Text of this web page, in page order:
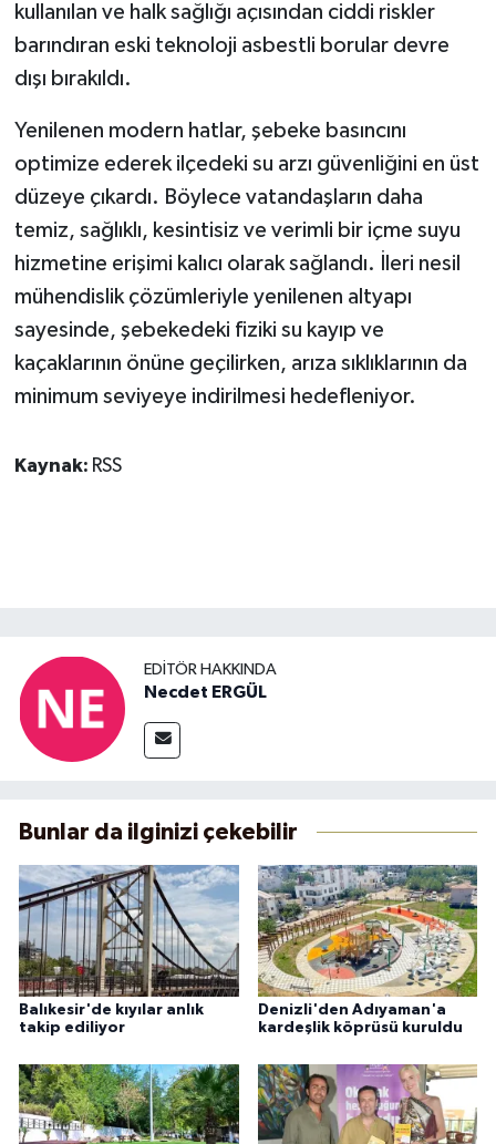
kullanılan ve halk sağlığı açısından ciddi riskler
barındıran eski teknoloji asbestli borular devre
dışı bırakıldı.
Yenilenen modern hatlar, şebeke basıncını
optimize ederek ilçedeki su arzı güvenliğini en üst
düzeye çıkardı. Böylece vatandaşların daha
temiz, sağlıklı, kesintisiz ve verimli bir içme suyu
hizmetine erişimi kalıcı olarak sağlandı. İleri nesil
mühendislik çözümleriyle yenilenen altyapı
sayesinde, şebekedeki fiziki su kayıp ve
kaçaklarının önüne geçilirken, arıza sıklıklarının da
minimum seviyeye indirilmesi hedefleniyor.
Kaynak: RSS
EDITÖR HAKKINDA
Necdet ERGÜL
Bunlar da ilginizi çekebilir
Balıkesir'de kıyılar anlık
takip ediliyor
Denizli'den Adıyaman'a
kardeşlik köprüsü kuruldu